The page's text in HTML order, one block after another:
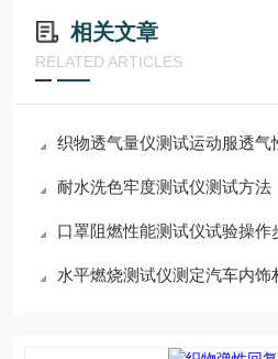
相关文章
RELATED ARTICLES
织物透气量仪测试运动服透气
耐水洗色牢度测试仪测试方法
口罩阻燃性能测试仪试验操作
水平燃烧测试仪测定汽车内饰